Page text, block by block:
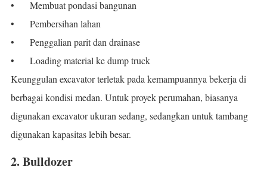
•
Membuat pondasi bangunan
•
Pembersihan lahan
•
Penggalian parit dan drainase
•
Loading material ke dump truck
Keunggulan excavator terletak pada kemampuannya bekerja di
berbagai kondisi medan. Untuk proyek perumahan, biasanya
digunakan excavator ukuran sedang, sedangkan untuk tambang
digunakan kapasitas lebih besar.
2. Bulldozer